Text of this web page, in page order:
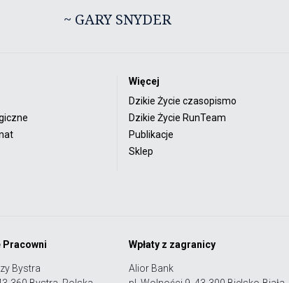
~ GARY SNYDER
Więcej
Dzikie Życie czasopismo
Dzikie Życie RunTeam
Publikacje
Sklep
Pracowni
Bystra
Wpłaty z zagranicy
Alior Bank